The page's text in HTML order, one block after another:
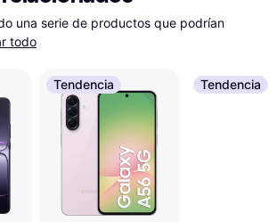
una serie de productos que podrían
todo
Tendencia Tendencia